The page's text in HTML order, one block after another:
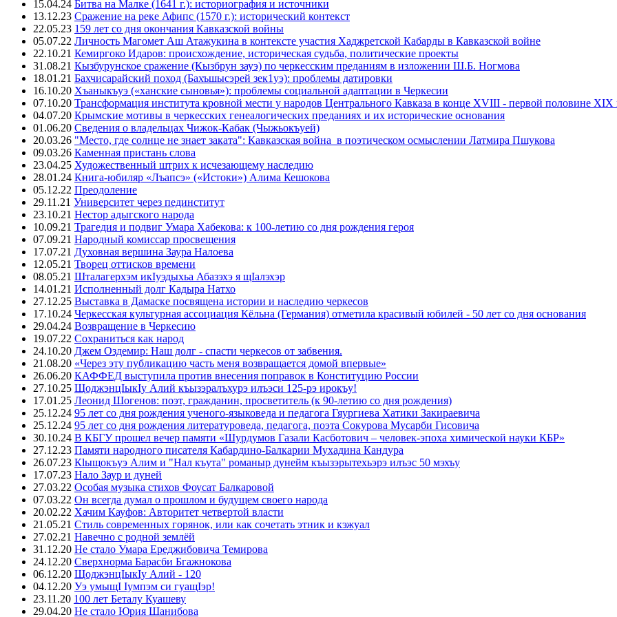
15.04.24 Битва на Малке (1641 г.): историография и источники
13.12.23 Сражение на реке Афипс (1570 г.): исторический контекст
22.05.23 159 лет со дня окончания Кавказской войны
05.07.22 Личность Магомет Аш Атажукина в контексте участия Хаджретской Кабарды в Кавказской войне
22.10.21 Кемиргоко Идаров: происхождение, историческая судьба, политические проекты
31.08.21 Кызбурунское сражение (Кызбрун зауэ) по черкесским преданиям в изложении Ш.Б. Ногмова
18.01.21 Бахчисарайский поход (Бахъшысэрей зек1уэ): проблемы датировки
16.10.20 Хъаныкъуэ («ханские сыновья»): проблемы социальной адаптации в Черкесии
07.10.20 Трансформация института кровной мести у народов Центрального Кавказа в конце XVIII - первой половине
04.07.20 Крымские мотивы в черкесских генеалогических преданиях и их исторические основания
01.06.20 Сведения о владельцах Чижок-Кабак (Чыжьокъуей)
20.03.26 "Место, где солнце не знает заката": Кавказская война в поэтическом осмыслении Латмира Пшукова
09.03.26 Каменная пристань слова
23.04.25 Художественный штрих к исчезающему наследию
28.01.24 Книга-юбиляр «Лъапсэ» («Истоки») Алима Кешокова
05.12.22 Преодоление
29.11.21 Университет через пединститут
23.10.21 Нестор адыгского народа
10.09.21 Трагедия и подвиг Умара Хабекова: к 100-летию со дня рождения героя
07.09.21 Народный комиссар просвещения
17.07.21 Духовная вершина Заура Налоева
12.05.21 Творец оттисков времени
08.05.21 Шталагерхэм икIуэдыхьа Абазэхэ я щIалэхэр
14.01.21 Исполненный долг Кадыра Натхо
27.12.25 Выставка в Дамаске посвящена истории и наследию черкесов
17.10.24 Черкесская культурная ассоциация Кёльна (Германия) отметила красивый юбилей - 50 лет со дня основания
29.04.24 Возвращение в Черкесию
19.07.22 Сохраниться как народ
24.10.20 Джем Оздемир: Наш долг - спасти черкесов от забвения.
21.08.20 «Через эту публикацию часть меня возвращается домой впервые»
26.06.20 КАФФЕД выступила против внесения поправок в Конституцию России
27.10.25 ЩоджэнцIыкIу Алий къызэралъхурэ илъэси 125-рэ ирокъу!
17.01.25 Леонид Шогенов: поэт, гражданин, просветитель (к 90-летию со дня рождения)
25.12.24 95 лет со дня рождения ученого-языковеда и педагога Гяургиева Хатики Закираевича
25.12.24 95 лет со дня рождения литературоведа, педагога, поэта Сокурова Мусарби Гисовича
30.10.24 В КБГУ прошел вечер памяти «Шурдумов Газали Касботович – человек-эпоха химической науки КБР»
27.12.23 Памяти народного писателя Кабардино-Балкарии Мухадина Кандура
26.07.23 Кlыщокъуэ Алим и "Нал къута" романыр дунейм къызэрытехьэрэ илъэс 50 мэхъу
17.07.23 Нало Заур и дуней
27.03.22 Особая музыка стихов Фоусат Балкаровой
07.03.22 Он всегда думал о прошлом и будущем своего народа
20.02.22 Хачим Кауфов: Авторитет четвертой власти
21.05.21 Стиль современных горянок, или как сочетать этник и кэжуал
27.02.21 Навечно с родной землёй
31.12.20 Не стало Умара Ереджибовича Темирова
24.12.20 Сверхнорма Барасби Бгажнокова
06.12.20 ЩоджэнцIыкIу Алий - 120
04.12.20 Уэ умыщI Iумпэм си гуащIэр!
23.11.20 100 лет Беталу Куашеву
29.04.20 Не стало Юрия Шанибова